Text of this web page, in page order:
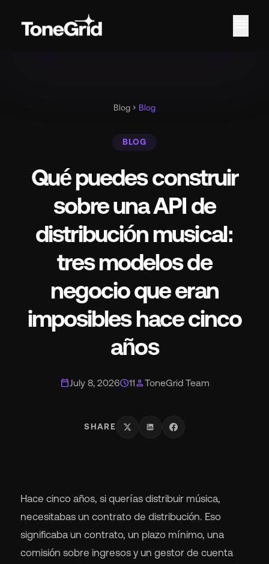
Blog chevron_right Blog
BLOG
Qué puedes construir
sobre una API de
distribución musical:
tres modelos de
negocio que eran
imposibles hace cinco
años
calendar_todayJuly 8, 2026schedule11personToneGrid Team
SHARE
Hace cinco años, si querías distribuir música,
necesitabas un contrato de distribución. Eso
significaba un contrato, un plazo mínimo, una
comisión sobre ingresos y un gestor de cuenta